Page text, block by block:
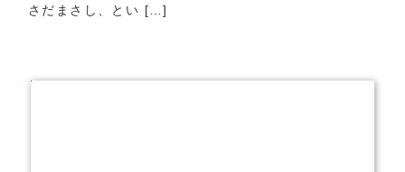
さだまさし、とい […]